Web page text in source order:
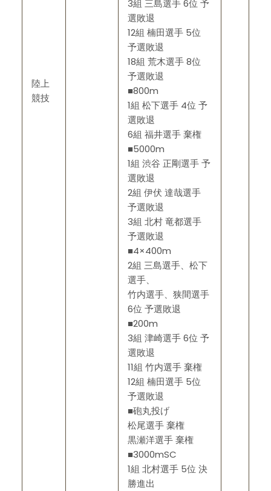
陸上
競技
3組 三島選手 6位 予
選敗退
12組 楠田選手 5位
予選敗退
18組 荒木選手 8位
予選敗退
■800m
1組 松下選手 4位 予
選敗退
6組 福井選手 棄権
■5000m
1組 渋谷 正剛選手 予
選敗退
2組 伊伏 達哉選手
予選敗退
3組 北村 竜都選手
予選敗退
■4×400m
2組 三島選手、松下
選手、
竹内選手、狭間選手
6位 予選敗退
■200m
3組 津崎選手 6位 予
選敗退
11組 竹内選手 棄権
12組 楠田選手 5位
予選敗退
■砲丸投げ
松尾選手 棄権
黒瀬洋選手 棄権
■3000mSC
1組 北村選手 5位 決
勝進出